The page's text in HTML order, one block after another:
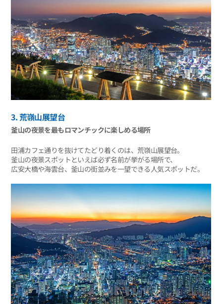
3. 荒嶺山展望台
釜山の夜景を最もロマンチックに楽しめる場所
田浦カフェ通りを抜けてたどり着くのは、荒嶺山展望台。
釜山の夜景スポットといえば必ず名前が挙がる場所で、
広安大橋や海雲台、釜山の街並みを一望できる人気スポットだ。